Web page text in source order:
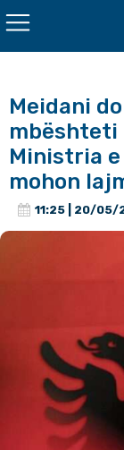
Meidani
mbështeti
Ministria
mohon
11:25 | 20/05/